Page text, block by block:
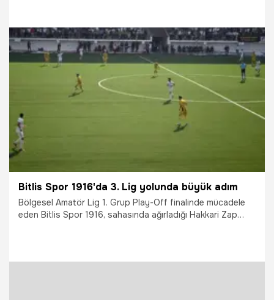
Diyarbakır
Bitlis Spor 1916'da 3. Lig yolunda büyük adım
Bölgesel Amatör Lig 1. Grup Play-Off finalinde mücadele
eden Bitlis Spor 1916, sahasında ağırladığı Hakkari Zap